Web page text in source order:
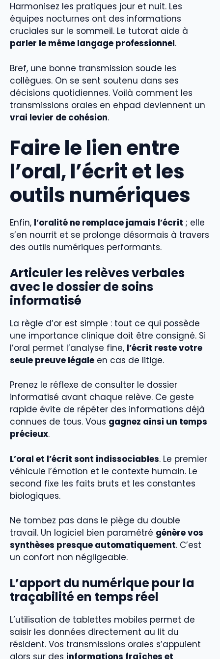
Harmonisez les pratiques jour et nuit. Les
équipes nocturnes ont des informations
cruciales sur le sommeil. Le tutorat aide à
parler le même langage professionnel.
Bref, une bonne transmission soude les
collègues. On se sent soutenu dans ses
décisions quotidiennes. Voilà comment les
transmissions orales en ehpad deviennent un
vrai levier de cohésion.
Faire le lien entre
l’oral, l’écrit et les
outils numériques
Enfin, l’oralité ne remplace jamais l’écrit ; elle
s’en nourrit et se prolonge désormais à travers
des outils numériques performants.
Articuler les relèves verbales
avec le dossier de soins
informatisé
La règle d’or est simple : tout ce qui possède
une importance clinique doit être consigné. Si
l’oral permet l’analyse fine, l’écrit reste votre
seule preuve légale en cas de litige.
Prenez le réflexe de consulter le dossier
informatisé avant chaque relève. Ce geste
rapide évite de répéter des informations déjà
connues de tous. Vous gagnez ainsi un temps
précieux.
L’oral et l’écrit sont indissociables. Le premier
véhicule l’émotion et le contexte humain. Le
second fixe les faits bruts et les constantes
biologiques.
Ne tombez pas dans le piège du double
travail. Un logiciel bien paramétré génère vos
synthèses presque automatiquement. C’est
un confort non négligeable.
L’apport du numérique pour la
traçabilité en temps réel
L’utilisation de tablettes mobiles permet de
saisir les données directement au lit du
résident. Vos transmissions orales s’appuient
alors sur des informations fraîches et